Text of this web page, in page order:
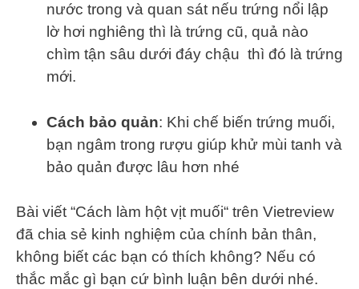
nước trong và quan sát nếu trứng nổi lập
lờ hơi nghiêng thì là trứng cũ, quả nào
chìm tận sâu dưới đáy chậu thì đó là trứng
mới.
Cách bảo quản: Khi chế biến trứng muối,
bạn ngâm trong rượu giúp khử mùi tanh và
bảo quản được lâu hơn nhé
Bài viết “Cách làm hột vịt muối“ trên Vietreview
đã chia sẻ kinh nghiệm của chính bản thân,
không biết các bạn có thích không? Nếu có
thắc mắc gì bạn cứ bình luận bên dưới nhé.